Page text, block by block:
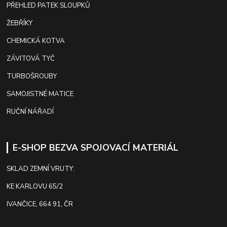
PŘEHLED PATEK SLOUPKŮ
ŽEBŘÍKY
CHEMICKÁ KOTVA
ZÁVITOVÁ TYČ
TURBOŠROUBY
SAMOJISTNÉ MATICE
RUČNÍ NÁŘADÍ
E-SHOP BEZVA SPOJOVACÍ MATERIÁL
SKLAD ZEMNÍ VRUTY:
KE KARLOVU 65/2
IVANČICE, 664 91, ČR